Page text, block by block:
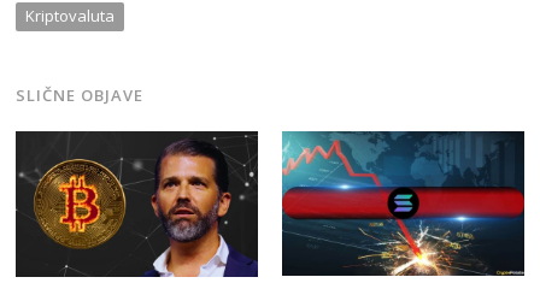
Kriptovaluta
SLIČNE OBJAVE
Post
navigation